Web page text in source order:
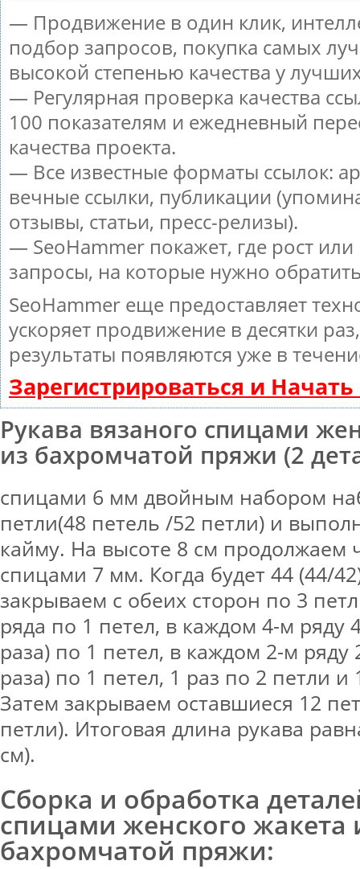
— Продвижение в один клик,
подбор запросов, покупка самых
высокой степенью качества у
— Регулярная проверка качества
100 показателям и ежедневный
качества проекта.
— Все известные форматы ссылок:
вечные ссылки, публикации
отзывы, статьи, пресс-релизы).
— SeoHammer покажет, где рост или
запросы, на которые нужно
SeoHammer еще предоставляет
ускоряет продвижение в десятки
результаты появляются уже в
Зарегистрироваться и
Рукава вязаного спицами
из бахромчатой пряжи (2
спицами 6 мм двойным набором
петли(48 петель /52 петли) и
кайму. На высоте 8 см продолжаем
спицами 7 мм. Когда будет 44 (44/
закрываем с обеих сторон по 3
ряда по 1 петел, в каждом 4-м ряду
раза) по 1 петел, в каждом 2-м ряду
раза) по 1 петел, 1 раз по 2 петли и
Затем закрываем оставшиеся 12
петли). Итоговая длина рукава
см).
Сборка и обработка
спицами женского жакета
бахромчатой пряжи: